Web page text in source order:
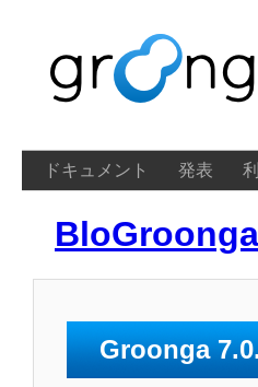
ドキュメント 発表
BloGroonga
Groonga